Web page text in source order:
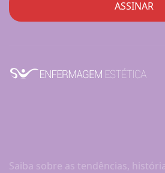
Saiba sobre as tendências,